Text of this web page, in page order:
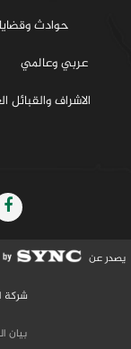
حوادث وقضايا
عربي وعالمي
الاشراف والقبائل
يصدر عن
شركة
بيان